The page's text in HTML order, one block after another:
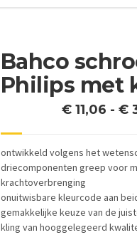
Bahco
Philips met
€ 11,06 - €
ontwikkeld volgens het
driecomponenten greep voor
krachtoverbrenging
onuitwisbare kleurcode aan
gemakkelijke keuze van de
kling van hooggelegeerd